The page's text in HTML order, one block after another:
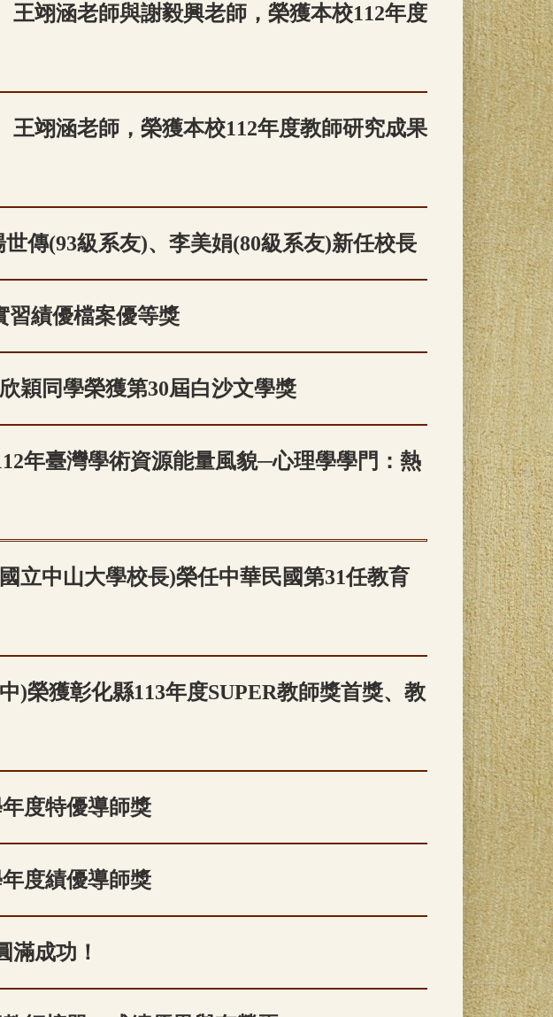
王翊涵老師與謝毅興老師，榮獲本校112年度
王翊涵老師，榮獲本校112年度教師研究成果
傳(93級系友)、李美娟(80級系友)新任校長
習績優檔案優等獎
穎同學榮獲第30屆白沙文學獎
年臺灣學術資源能量風貌─心理學學門：熱
立中山大學校長)榮任中華民國第31任教育
)榮獲彰化縣113年度SUPER教師獎首獎、教
度特優導師獎
度績優導師獎
滿成功！